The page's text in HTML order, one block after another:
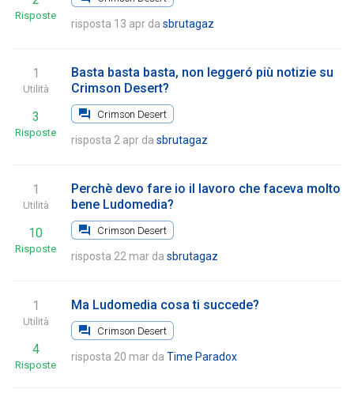
Risposte
risposta 13 apr da sbrutagaz
1
Utilità
3
Risposte
Basta basta basta, non leggeró più notizie su
Crimson Desert?
Crimson Desert
risposta 2 apr da sbrutagaz
1
Utilità
10
Risposte
Perchè devo fare io il lavoro che faceva molto
bene Ludomedia?
Crimson Desert
risposta 22 mar da sbrutagaz
1
Utilità
4
Risposte
Ma Ludomedia cosa ti succede?
Crimson Desert
risposta 20 mar da Time Paradox